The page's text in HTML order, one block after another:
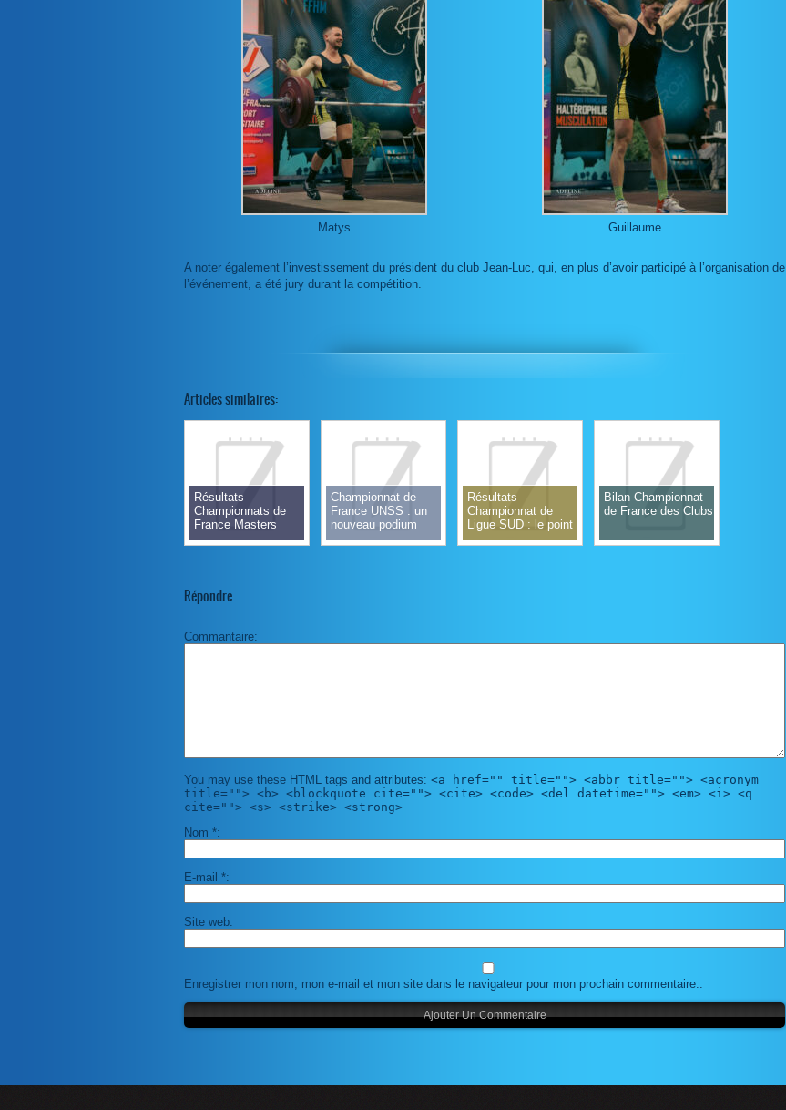
Matys Guillaume
A noter également l’investissement du président du club Jean-Luc, qui, en plus d’avoir participé à l’organisation de
l’événement, a été jury durant la compétition.
Articles similaires:
Résultats
Championnats de
France Masters
2026
Championnat de
France UNSS : un
nouveau podium
pour l'ASLDD
Résultats
Championnat de
Ligue SUD : le point
sur les qualifiés aux
Bilan Championnat
de France des Clubs
Répondre
Commantaire
You may use these HTML tags and attributes: <a href="" title=""> <abbr title=""> <acronym
title=""> <b> <blockquote cite=""> <cite> <code> <del datetime=""> <em> <i> <q
cite=""> <s> <strike> <strong>
Nom *
E-mail *
Site web
Enregistrer mon nom, mon e-mail et mon site dans le navigateur pour mon prochain commentaire.